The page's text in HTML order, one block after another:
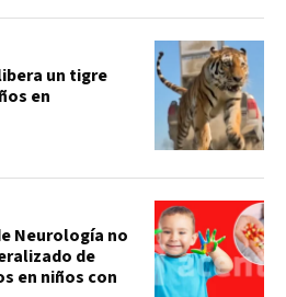
un tigre
en
Neurología no
de
en niños con